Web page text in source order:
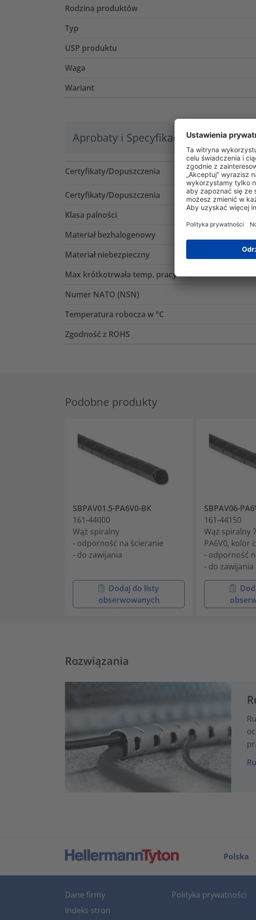
Rodzina produktów
Typ
USP produktu
Waga
Wariant
Aprobaty i Specyfikacje Logistyka i
Certyfikaty/Dopuszczenia
Certyfikaty/Dopuszczenia
Klasa palności
Materiał bezhalogenowy
Materiał niebezpieczny
Max krótkotrwała temp. pracy
Numer NATO (NSN)
Temperatura robocza w °C
Zgodność z ROHS
Podobne produkty
SBPAV01.5-PA6V0-BK
161-44000
Wąż spiralny
- odporność na ścieranie
- do zawijania
Dodaj do listy
obserwowanych
SBPAV06-
161-44150
Wąż spiralny
PA6V0, kolor
- odporność
- do zawijania
Rozwiązania
Polska
Dane firmy
Indeks stron
Polityka prywatności